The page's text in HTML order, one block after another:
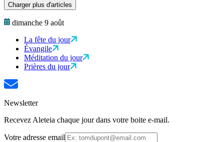
Charger plus d'articles
dimanche 9 août
La fête du jour
Évangile
Méditation du jour
Prières du jour
Newsletter
Recevez Aleteia chaque jour dans votre boite e-mail.
Votre adresse email